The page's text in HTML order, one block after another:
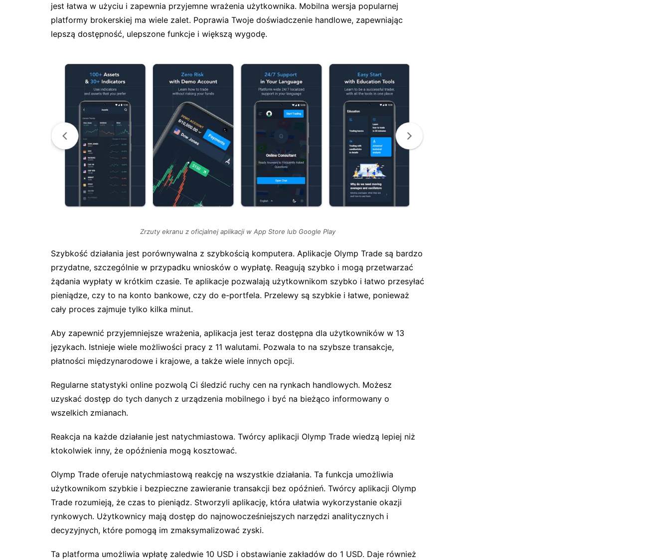
jest łatwa w użyciu i zapewnia przyjemne wrażenia użytkownika. Mobilna wersja popularnej
platformy brokerskiej ma wiele zalet. Poprawia Twoje doświadczenie handlowe, zapewniając
lepszą dostępność, ulepszone funkcje i większą wygodę.
Zrzuty ekranu z oficjalnej aplikacji w App Store lub Google Play
Szybkość działania jest porównywalna z szybkością komputera. Aplikacje Olymp Trade są bardzo
przydatne, szczególnie w przypadku wniosków o wypłatę. Reagują szybko i mogą przetwarzać
żądania wypłaty w krótkim czasie. Te aplikacje pozwalają użytkownikom szybko i łatwo przesyłać
pieniądze, czy to na konto bankowe, czy do e-portfela. Przelewy są szybkie i łatwe, ponieważ
cały proces zajmuje tylko kilka minut.
Aby zapewnić przyjemniejsze wrażenia, aplikacja jest teraz dostępna dla użytkowników w 13
językach. Istnieje wiele możliwości pracy z 11 walutami. Pozwala to na szybsze transakcje,
płatności międzynarodowe i krajowe, a także wiele innych opcji.
Regularne statystyki online pozwolą Ci śledzić ruchy cen na rynkach handlowych. Możesz
uzyskać dostęp do tych danych z urządzenia mobilnego i być na bieżąco informowany o
wszelkich zmianach.
Reakcja na każde działanie jest natychmiastowa. Twórcy aplikacji Olymp Trade wiedzą lepiej niż
ktokolwiek inny, że opóźnienia mogą kosztować.
Olymp Trade oferuje natychmiastową reakcję na wszystkie działania. Ta funkcja umożliwia
użytkownikom szybkie i bezpieczne zawieranie transakcji bez opóźnień. Twórcy aplikacji Olymp
Trade rozumieją, że czas to pieniądz. Stworzyli aplikację, która ułatwia wykorzystanie okazji
rynkowych. Użytkownicy mają dostęp do najnowocześniejszych narzędzi analitycznych i
decyzyjnych, które pomogą im zmaksymalizować zyski.
Ta platforma umożliwia wpłatę zaledwie 10 USD i obstawianie zakładów do 1 USD. Daje również